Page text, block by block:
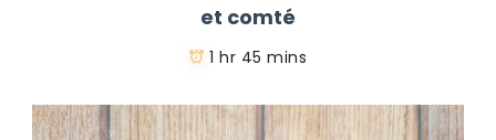
et comté
1 hr 45 mins